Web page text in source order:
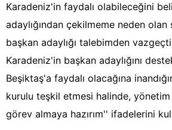
Karadeniz'in faydalı olabileceğini
adaylığından çekilmeme neden
başkan adaylığı talebimden
Karadeniz'in başkan adaylığını
Beşiktaş'a faydalı olacağına
kurulu teşkil etmesi halinde,
görev almaya hazırım'' ifadelerini